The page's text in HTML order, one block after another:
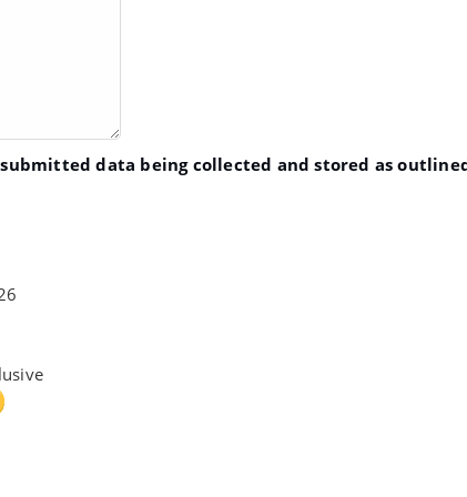
data being collected and stored as